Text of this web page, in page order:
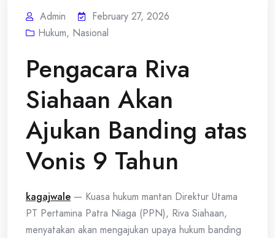
Admin
February 27, 2026
Hukum, Nasional
Pengacara Riva
Siahaan Akan
Ajukan Banding atas
Vonis 9 Tahun
kagajwale — Kuasa hukum mantan Direktur Utama
PT Pertamina Patra Niaga (PPN), Riva Siahaan,
menyatakan akan mengajukan upaya hukum banding